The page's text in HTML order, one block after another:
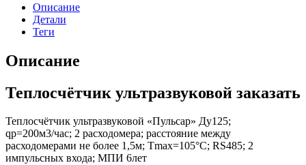
Описание
Детали
Теги
Описание
Теплосчётчик ультразвуковой заказать
Теплосчётчик ультразвуковой «Пульсар» Ду125;
qp=200м3/час; 2 расходомера; расстояние между
расходомерами не более 1,5м; Tmax=105°С; RS485; 2
импульсных входа; МПИ 6лет